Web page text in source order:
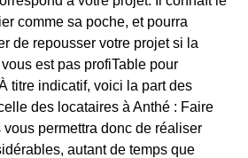
comme sa poche, et pourra
de repousser votre projet si la
est pas profiTable pour
titre indicatif, voici la part des
des locataires à Anthé : Faire
permettra donc de réaliser
autant de temps que